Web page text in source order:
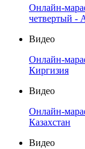
Онлайн-
четвертый -
Видео
Онлайн-
Киргизия
Видео
Онлайн-
Казахстан
Видео